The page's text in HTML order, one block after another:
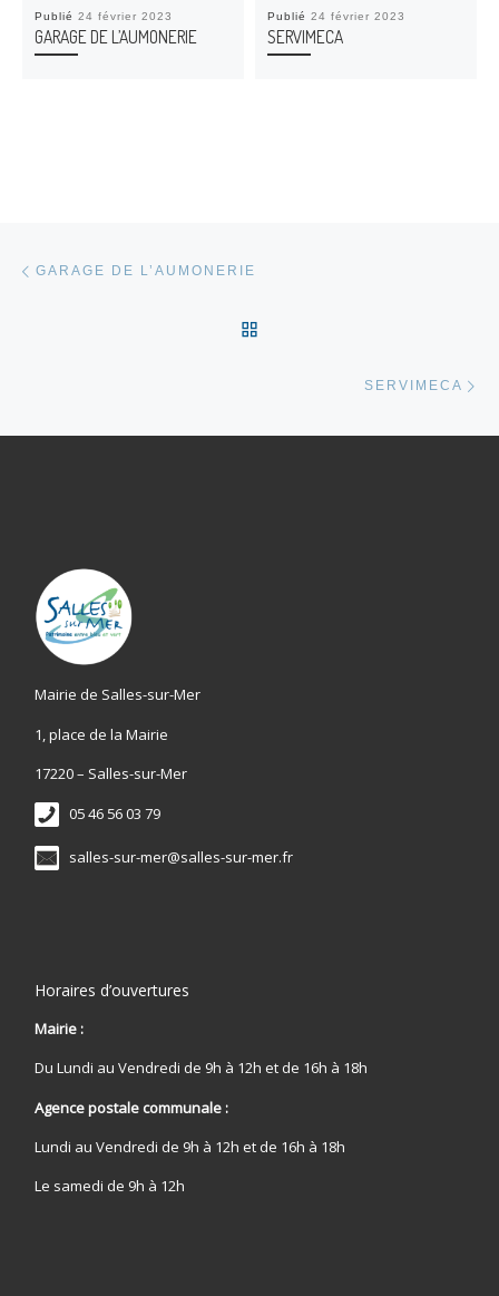
Publié24 février 2023
GARAGE DE L’AUMONERIE
Publié24 février 2023
SERVIMECA
GARAGE DE L’AUMONERIE
SERVIMECA
Mairie de Salles-sur-Mer
1, place de la Mairie
17220 – Salles-sur-Mer
05 46 56 03 79
salles-sur-mer@salles-sur-mer.fr
Horaires d’ouvertures
Mairie :
Du Lundi au Vendredi de 9h à 12h et de 16h à 18h
Agence postale communale :
Lundi au Vendredi de 9h à 12h et de 16h à 18h
Le samedi de 9h à 12h